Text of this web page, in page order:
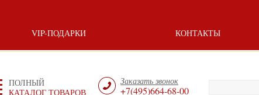
VIP-ПОДАРКИ КОНТАКТЫ
ПОЛНЫЙ
КАТАЛОГ ТОВАРОВ
Заказать звонок
+7(495)664-68-00